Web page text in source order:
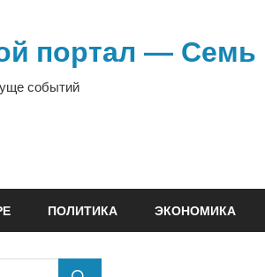
портал — Семь
событий
ПОЛИТИКА ЭКОНОМИКА